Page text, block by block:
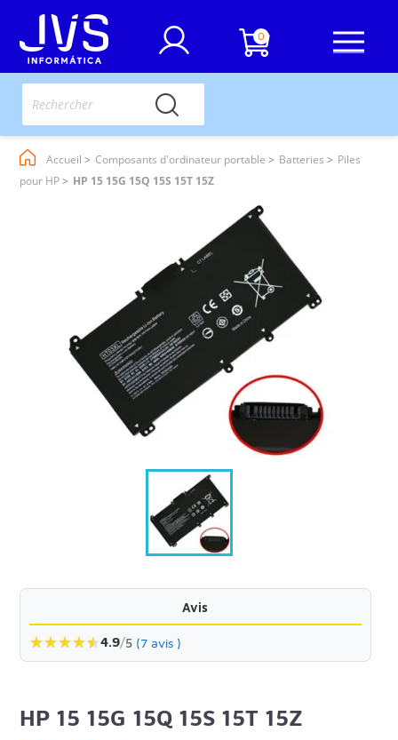
0
Accueil Composants d'ordinateur portable Batteries
Piles
pour HP
HP 15 15G 15Q 15S 15T 15Z
Avis
★★★★★
★4.9/5 (7 avis )
HP 15 15G 15Q 15S 15T 15Z